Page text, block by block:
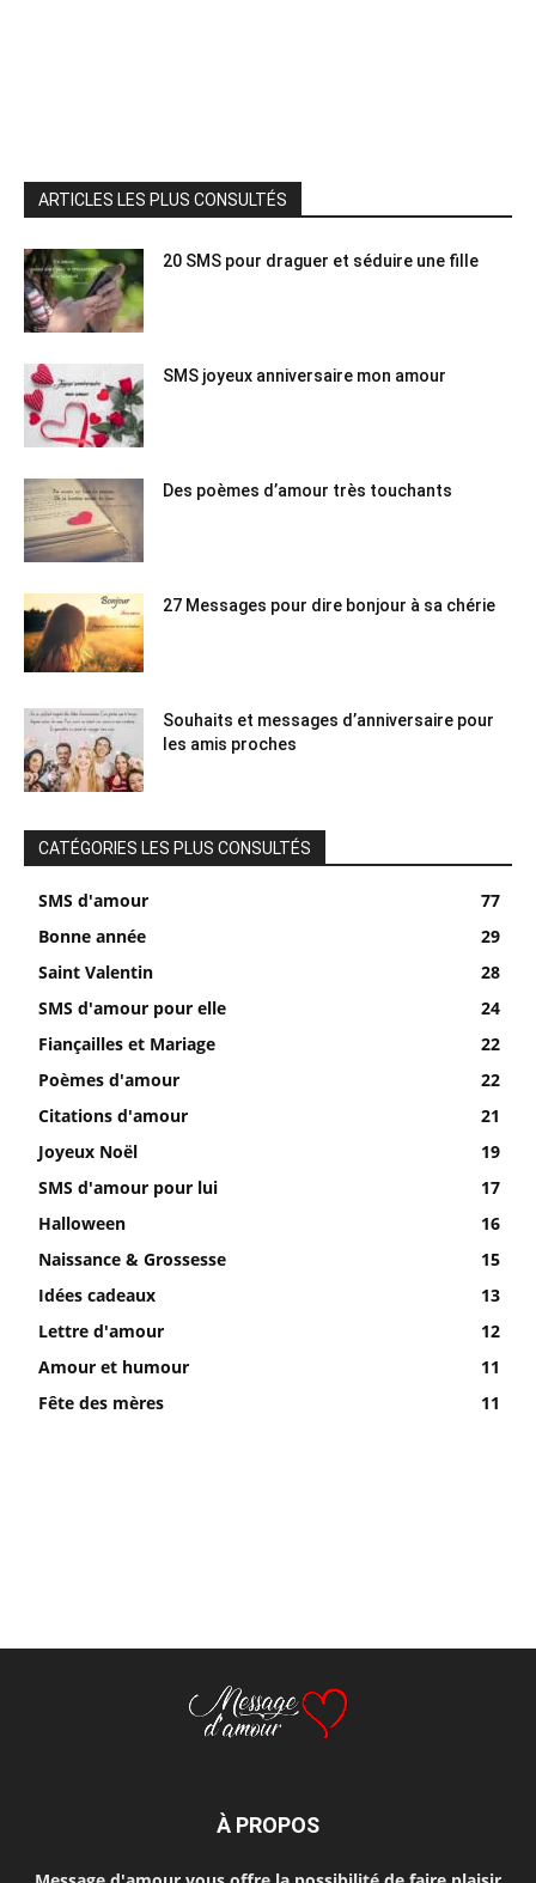
ARTICLES LES PLUS CONSULTÉS
20 SMS pour draguer et séduire une fille
SMS joyeux anniversaire mon amour
Des poèmes d’amour très touchants
27 Messages pour dire bonjour à sa chérie
Souhaits et messages d’anniversaire pour
les amis proches
CATÉGORIES LES PLUS CONSULTÉS
SMS d'amour
77
Bonne année
29
Saint Valentin
28
SMS d'amour pour elle
24
Fiançailles et Mariage
22
Poèmes d'amour
22
Citations d'amour
21
Joyeux Noël
19
SMS d'amour pour lui
17
Halloween
16
Naissance & Grossesse
15
Idées cadeaux
13
Lettre d'amour
12
Amour et humour
11
Fête des mères
11
À PROPOS